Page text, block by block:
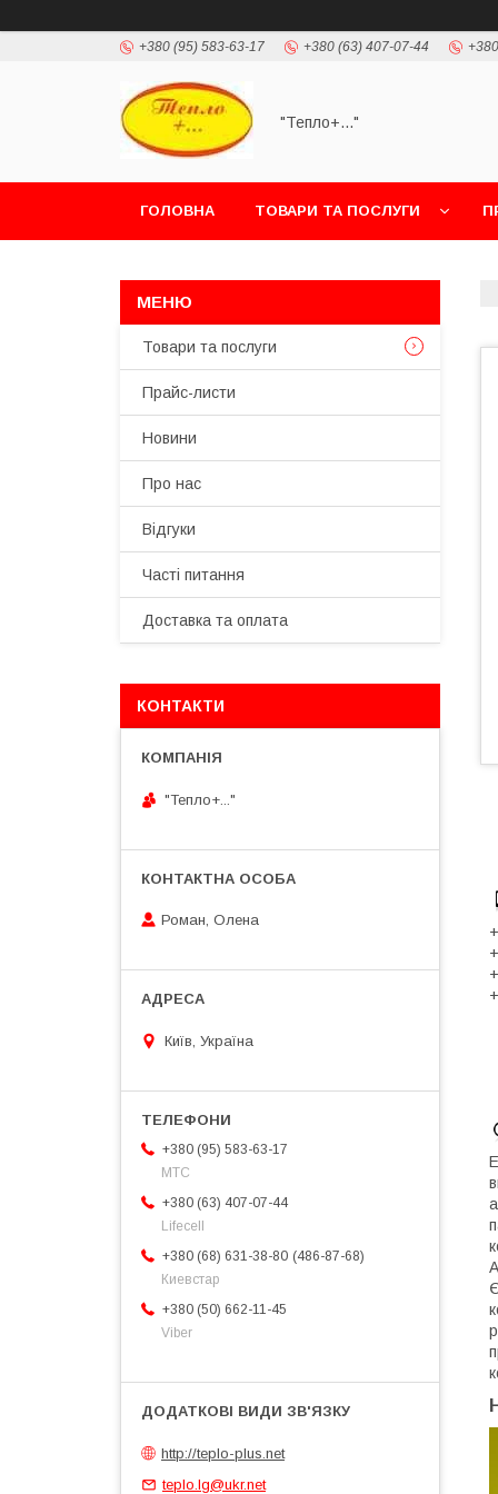
+380 (95) 583-63-17 +380 (63) 407-07-44
"Тепло+..."
ГОЛОВНА ТОВАРИ ТА ПОСЛУГИ
Товари та послуги
Прайс-листи
Новини
Про нас
Відгуки
Часті питання
Доставка та оплата
КОНТАКТИ
"Тепло+..."
Роман, Олена
Київ, Україна
+380 (95) 583-63-17
МТС
+380 (63) 407-07-44
Lifecell
+380 (68) 631-38-80 486-87-68
Киевстар
+380 (50) 662-11-45
Viber
http://teplo-plus.net
teplo.lg@ukr.net